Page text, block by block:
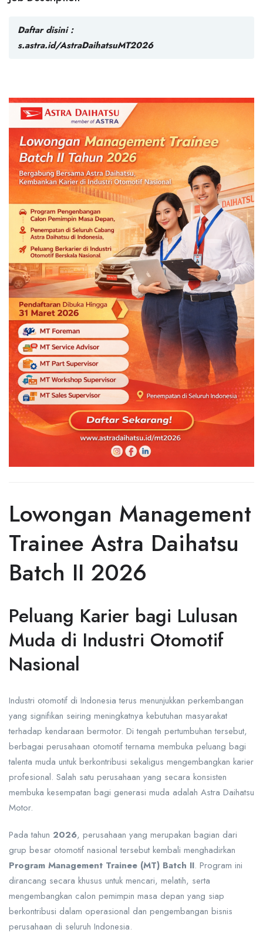
Daftar disini :
s.astra.id/AstraDaihatsuMT2026
Lowongan Management
Trainee Astra Daihatsu
Batch II 2026
Peluang Karier bagi Lulusan
Muda di Industri Otomotif
Nasional
Industri otomotif di Indonesia terus menunjukkan perkembangan
yang signifikan seiring meningkatnya kebutuhan masyarakat
terhadap kendaraan bermotor. Di tengah pertumbuhan tersebut,
berbagai perusahaan otomotif ternama membuka peluang bagi
talenta muda untuk berkontribusi sekaligus mengembangkan karier
profesional. Salah satu perusahaan yang secara konsisten
membuka kesempatan bagi generasi muda adalah Astra Daihatsu
Motor.
Pada tahun 2026, perusahaan yang merupakan bagian dari
grup besar otomotif nasional tersebut kembali menghadirkan
Program Management Trainee (MT) Batch II. Program ini
dirancang secara khusus untuk mencari, melatih, serta
mengembangkan calon pemimpin masa depan yang siap
berkontribusi dalam operasional dan pengembangan bisnis
perusahaan di seluruh Indonesia.